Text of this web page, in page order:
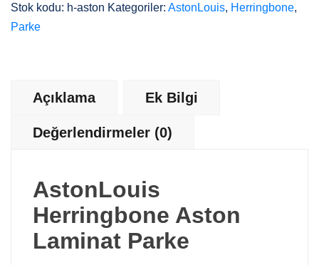
Stok kodu: h-aston Kategoriler: AstonLouis, Herringbone,
Parke
Açıklama Ek Bilgi
Değerlendirmeler (0)
AstonLouis
Herringbone Aston
Laminat Parke